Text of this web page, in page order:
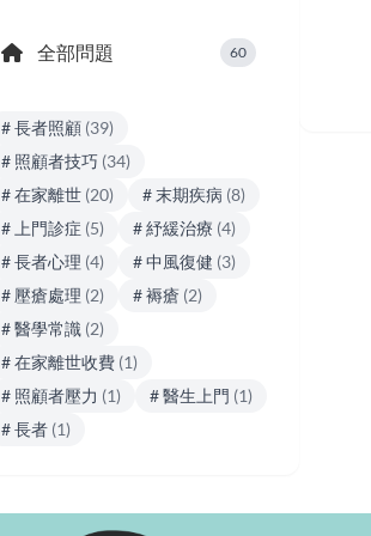
全部問題 60
# 長者照顧 (39)
# 照顧者技巧 (34)
# 在家離世 (20) # 末期疾病 (8)
# 上門診症 (5) # 紓緩治療 (4)
# 長者心理 (4) # 中風復健 (3)
# 壓瘡處理 (2) # 褥瘡 (2)
# 醫學常識 (2)
# 在家離世收費 (1)
# 照顧者壓力 (1) # 醫生上門 (1)
# 長者 (1)